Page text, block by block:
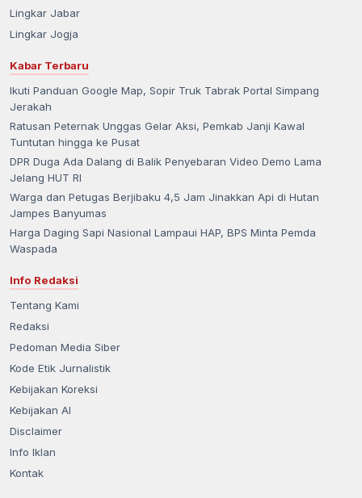
Lingkar Jabar
Lingkar Jogja
Kabar Terbaru
Ikuti Panduan Google Map, Sopir Truk Tabrak Portal Simpang
Jerakah
Ratusan Peternak Unggas Gelar Aksi, Pemkab Janji Kawal
Tuntutan hingga ke Pusat
DPR Duga Ada Dalang di Balik Penyebaran Video Demo Lama
Jelang HUT RI
Warga dan Petugas Berjibaku 4,5 Jam Jinakkan Api di Hutan
Jampes Banyumas
Harga Daging Sapi Nasional Lampaui HAP, BPS Minta Pemda
Waspada
Info Redaksi
Tentang Kami
Redaksi
Pedoman Media Siber
Kode Etik Jurnalistik
Kebijakan Koreksi
Kebijakan AI
Disclaimer
Info Iklan
Kontak